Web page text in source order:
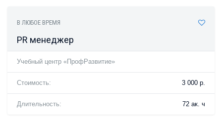
В ЛЮБОЕ ВРЕМЯ
PR менеджер
Учебный центр «ПрофРазвитие»
Стоимость: 3 000 р.
Длительность: 72 ак. ч